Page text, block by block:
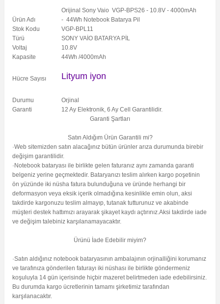
Ürün Adı
Orijinal Sony Vaio VGP-BPS26 - 10.8V - 4000mAh
- 44Wh Notebook Batarya Pil
Stok Kodu
VGP-BPL11
Türü
SONY VAİO BATARYA PİL
Voltaj
10.8V
Kapasite
44Wh /4000mAh
Hücre Sayısı Lityum iyon
Durumu
Orjinal
Garanti
12 Ay Elektronik, 6 Ay Cell Garantilidir.
Garanti Şartları
Satın Aldığım Ürün Garantili mi?
·Web sitemizden satın alacağınız bütün ürünler arıza durumunda birebir
değişim garantilidir.
·Notebook bataryası ile birlikte gelen faturanız aynı zamanda garanti
belgeniz yerine geçmektedir. Bataryanızı teslim alırken kargo poşetinin
ön yüzünde iki nüsha fatura bulunduğuna ve üründe herhangi bir
deformasyon veya eksik içerik olmadığına kesinlikle emin olun, aksi
takdirde kargonuzu teslim almayıp, tutanak tutturunuz ve akabinde
müşteri destek hattımızı arayarak şikayet kaydı açtırınız.Aksi takdirde iade
ve değişim talebiniz karşılanamayacaktır.
Ürünü İade Edebilir miyim?
·Satın aldığınız notebook bataryasının ambalajının orjinalliğini korumanız
ve tarafınıza gönderilen faturayı iki nüshası ile birlikte göndermeniz
koşuluyla 14 gün içerisinde hiçbir mazeret belirtmeden iade edebilirsiniz.
Bu durumda kargo ücretlerinin tamamı şirketimiz tarafından
karşılanacaktır.